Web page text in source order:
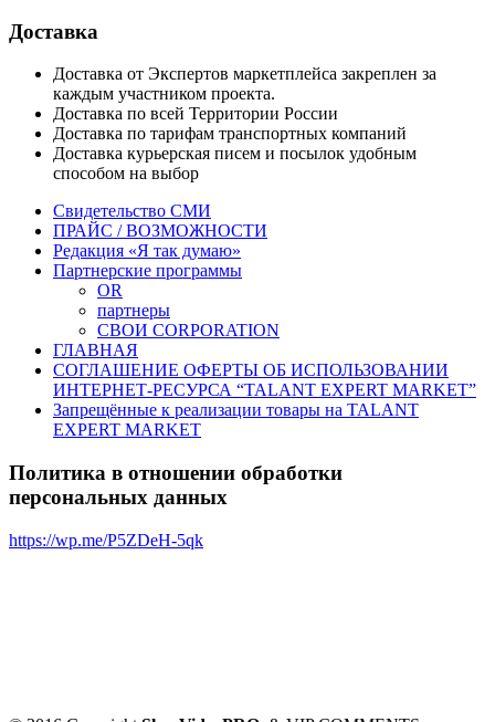
Доставка
Доставка от Экспертов маркетплейса закреплен за
каждым участником проекта.
Доставка по всей Территории России
Доставка по тарифам транспортных компаний
Доставка курьерская писем и посылок удобным
способом на выбор
Свидетельство СМИ
ПРАЙС / ВОЗМОЖНОСТИ
Редакция «Я так думаю»
Партнерские программы
OR
партнеры
СВОИ CORPORATION
ГЛАВНАЯ
СОГЛАШЕНИЕ ОФЕРТЫ ОБ ИСПОЛЬЗОВАНИИ
ИНТЕРНЕТ-РЕСУРСА “TALANT EXPERT MARKET”
Запрещённые к реализации товары на TALANT
EXPERT MARKET
Политика в отношении обработки
персональных данных
https://wp.me/P5ZDeH-5qk